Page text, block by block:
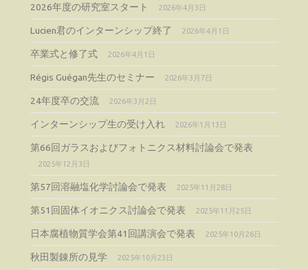
2026年度の研究室スタート 2026年4月3日
Lucien君のインターンシップ終了 2026年4月1日
卒業式と修了式 2026年4月1日
Régis Guégan先生のセミナー 2026年3月7日
24年度卒の交流 2026年3月2日
インターンシップ生の受け入れ 2026年1月13日
第66回ガラスおよびフォトニクス材料討論会で発表
2025年12月3日
第57回溶融塩化学討論会で発表 2025年11月28日
第51回固体イオニクス討論会で発表 2025年11月25日
日本腐植物質学会第41回講演会で発表 2025年10月26日
秋田製錬所の見学 2025年10月23日